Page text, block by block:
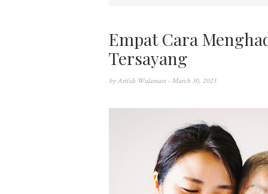
Empat Cara
Tersayang
by Arifah Wulansari - March 30, 2023